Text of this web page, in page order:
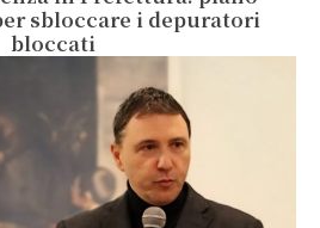
sbloccare i depuratori
bloccati